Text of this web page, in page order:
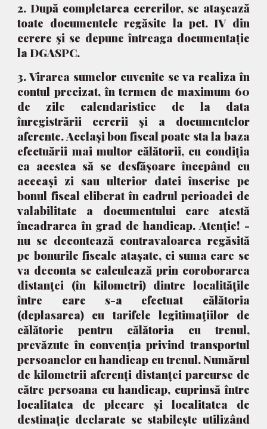
2. După completarea cererilor, se ataşează
toate documentele regăsite la pct. IV din
cerere şi se depune întreaga documentație
la DGASPC.
3. Virarea sumelor cuvenite se va realiza în
contul precizat, în termen de maximum 60
de zile calendaristice de la data
înregistrării cererii şi a documentelor
aferente. Același bon fiscal poate sta la baza
efectuării mai multor călătorii, cu condiția
ca acestea să se desfășoare începând cu
aceeași zi sau ulterior datei înscrise pe
bonul fiscal eliberat în cadrul perioadei de
valabilitate a documentului care atestă
încadrarea în grad de handicap. Atenţie! -
nu se decontează contravaloarea regăsită
pe bonurile fiscale ataşate, ci suma care se
va deconta se calculează prin coroborarea
distanţei (în kilometri) dintre localităţile
între care s-a efectuat călătoria
(deplasarea) cu tarifele legitimaţiilor de
călătorie pentru călătoria cu trenul,
prevăzute în convenţia privind transportul
persoanelor cu handicap cu trenul. Numărul
de kilometrii aferenți distanței parcurse de
către persoana cu handicap, cuprinsă între
localitatea de plecare și localitatea de
destinație declarate se stabilește utilizând